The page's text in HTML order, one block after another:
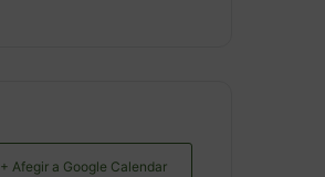
+ Afegir a Google Calendar